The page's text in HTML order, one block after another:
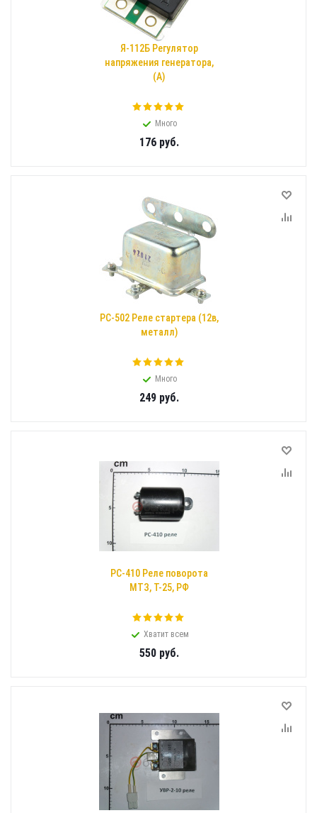
Я-112Б Регулятор
напряжения генератора,
(А)
Много
176руб.
РС-502 Реле стартера (12в,
металл)
Много
249руб.
РС-410 Реле поворота
МТЗ, Т-25, РФ
Хватит всем
550руб.